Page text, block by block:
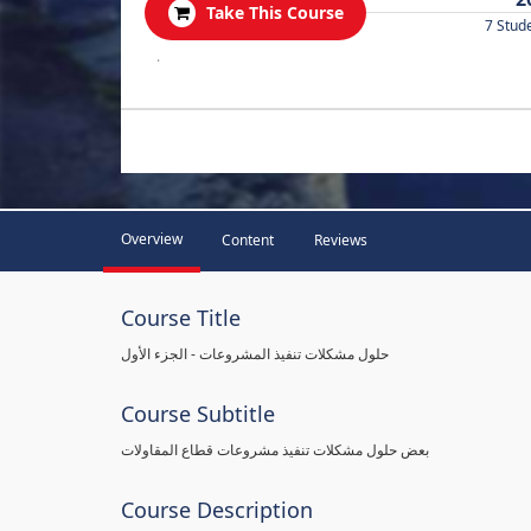
Take This Course
7
.
Overview Content Reviews
Course Title
حلول مشكلات تنفيذ المشروعات - الجزء الأول
Course Subtitle
بعض حلول مشكلات تنفيذ مشروعات قطاع المقاولات
Course Description